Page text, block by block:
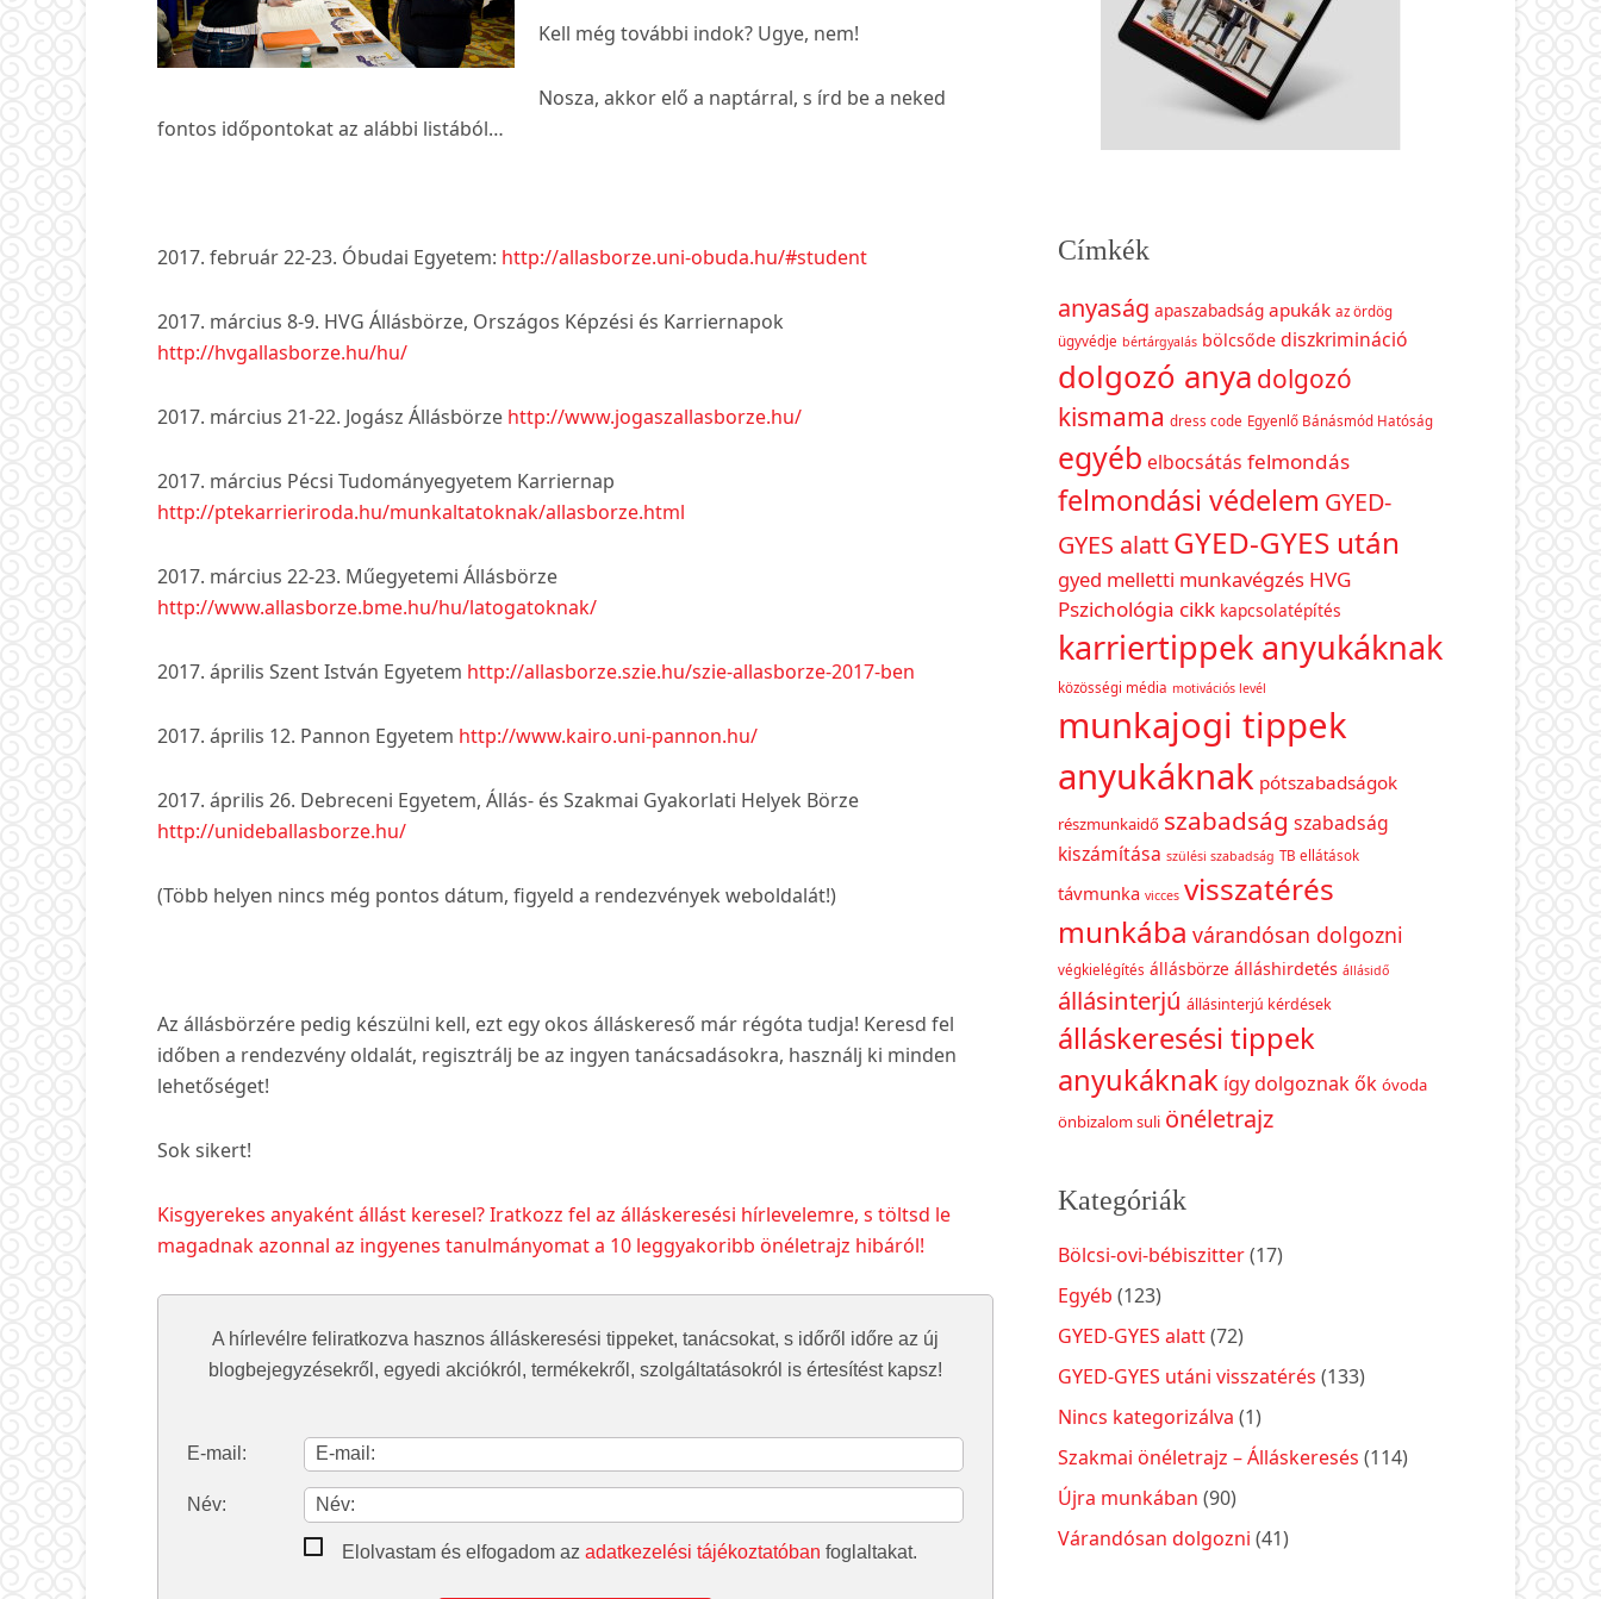
Kell még további indok? Ugye, nem!
Nosza, akkor elő a naptárral, s írd be a neked
fontos időpontokat az alábbi listából…
2017. február 22-23. Óbudai Egyetem: http://allasborze.uni-obuda.hu/#student
2017. március 8-9. HVG Állásbörze, Országos Képzési és Karriernapok
http://hvgallasborze.hu/hu/
2017. március 21-22. Jogász Állásbörze http://www.jogaszallasborze.hu/
2017. március Pécsi Tudományegyetem Karriernap
http://ptekarrieriroda.hu/munkaltatoknak/allasborze.html
2017. március 22-23. Műegyetemi Állásbörze
http://www.allasborze.bme.hu/hu/latogatoknak/
2017. április Szent István Egyetem http://allasborze.szie.hu/szie-allasborze-2017-ben
2017. április 12. Pannon Egyetem http://www.kairo.uni-pannon.hu/
2017. április 26. Debreceni Egyetem, Állás- és Szakmai Gyakorlati Helyek Börze
http://unideballasborze.hu/
(Több helyen nincs még pontos dátum, figyeld a rendezvények weboldalát!)
Az állásbörzére pedig készülni kell, ezt egy okos álláskereső már régóta tudja! Keresd fel
időben a rendezvény oldalát, regisztrálj be az ingyen tanácsadásokra, használj ki minden
lehetőséget!
Sok sikert!
Kisgyerekes anyaként állást keresel? Iratkozz fel az álláskeresési hírlevelemre, s töltsd le
magadnak azonnal az ingyenes tanulmányomat a 10 leggyakoribb önéletrajz hibáról!
A hírlevélre feliratkozva hasznos álláskeresési tippeket, tanácsokat, s időről időre az új
blogbejegyzésekről, egyedi akciókról, termékekről, szolgáltatásokról is értesítést kapsz!
E-mail:
Név:
Elolvastam és elfogadom az adatkezelési tájékoztatóban foglaltakat.
Címkék
anyaság apaszabadság apukák az ördög
ügyvédje bértárgyalás bölcsőde diszkrimináció
dolgozó anya dolgozó
kismama dress code Egyenlő Bánásmód Hatóság
egyéb elbocsátás felmondás
felmondási védelem GYED-
GYES alattGYED-GYES után
gyed melletti munkavégzés HVG
Pszichológia cikk kapcsolatépítés
karriertippek anyukáknak
közösségi média motivációs levél
munkajogi tippek
anyukáknak pótszabadságok
részmunkaidő szabadság szabadság
kiszámítása szülési szabadság TB ellátások
távmunka vicces visszatérés
munkába várandósan dolgozni
végkielégítés állásbörze álláshirdetés állásidő
állásinterjú állásinterjú kérdések
álláskeresési tippek
anyukáknak így dolgoznak ők óvoda
önbizalom suli önéletrajz
Kategóriák
Bölcsi-ovi-bébiszitter(17)
Egyéb (123)
GYED-GYES alatt(72)
GYED-GYES utáni visszatérés (133)
Nincs kategorizálva (1)
Szakmai önéletrajz – Álláskeresés (114)
Újra munkában (90)
Várandósan dolgozni (41)